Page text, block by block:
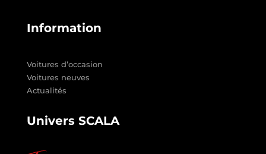
Information
Voitures d’occasion
Voitures neuves
Actualités
Univers SCALA